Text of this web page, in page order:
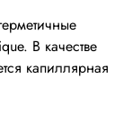
В качестве
капиллярная